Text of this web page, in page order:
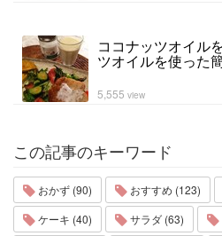
ココナッツオイル
ツオイルを使った
5,555 view
この記事のキーワード
おかず (90) おすすめ (123)
ケーキ (40)
サラダ (63)